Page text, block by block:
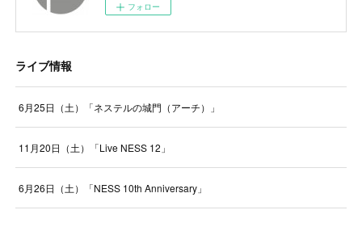
フォロー
ライブ情報
6月25日（土）「ネステルの城門（アーチ）」
11月20日（土）「Live NESS 12」
6月26日（土）「NESS 10th Anniversary」